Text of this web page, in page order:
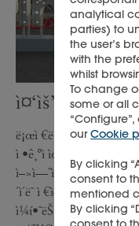
ì¤‘ìš”í•œ êµí›ˆ
ë¡œì €ë“œë·”ì—ì„œ ì œ
ì •ê¸°ì ìœ¼ë¡œ
ì–»ì—ˆìŠµë‹ˆë‹¤. ì Šì€
´ì´ë˜ ì €ì—ê²Œ
ì¼í•˜ëŠ” ê²ƒì€
analytical
parties) to
the user’s
with the
whilst
To change
some or all
ourCookie
By clicking
consent to
mentioned
By clicking